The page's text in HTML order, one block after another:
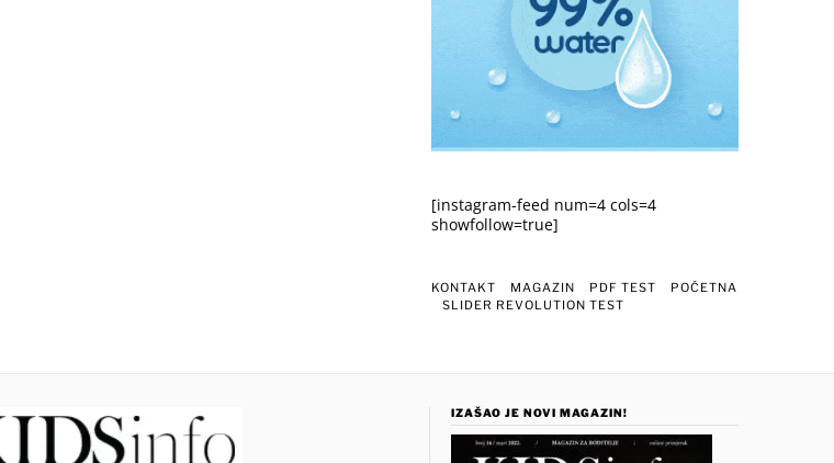
[instagram-feed num=4 cols=4
showfollow=true]
KONTAKT MAGAZIN PDF TEST
POČETNA
SLIDER REVOLUTION TEST
IZAŠAO JE NOVI MAGAZIN!